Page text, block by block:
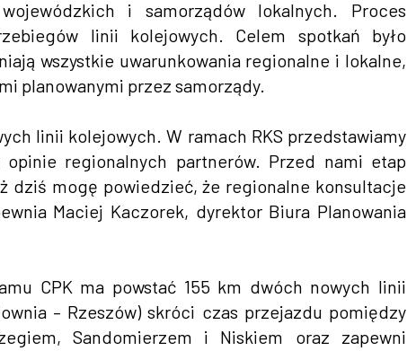
i samorządów lokalnych. Proces
linii kolejowych. Celem spotkań było
wszystkie uwarunkowania regionalne i lokalne,
planowanymi przez samorządy.
linii kolejowych. W ramach RKS przedstawiamy
regionalnych partnerów. Przed nami etap
dziś mogę powiedzieć, że regionalne konsultacje
Maciej Kaczorek, dyrektor Biura Planowania
CPK ma powstać 155 km dwóch nowych linii
– Rzeszów) skróci czas przejazdu pomiędzy
Sandomierzem i Niskiem oraz zapewni